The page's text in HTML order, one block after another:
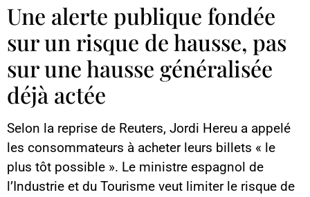
Une alerte publique fondée
sur un risque de hausse, pas
sur une hausse généralisée
déjà actée
Selon la reprise de Reuters, Jordi Hereu a appelé
les consommateurs à acheter leurs billets « le
plus tôt possible ». Le ministre espagnol de
l’Industrie et du Tourisme veut limiter le risque de